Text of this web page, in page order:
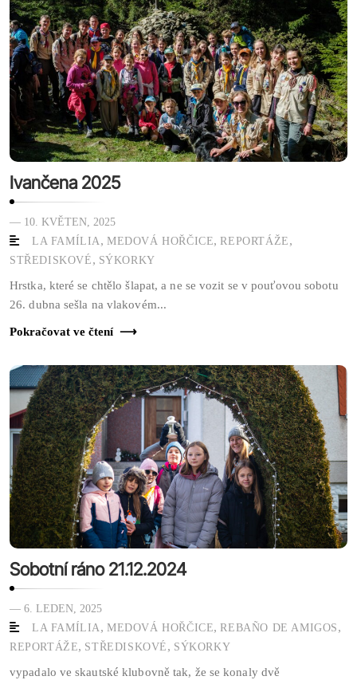
Ivančena 2025
— 10. KVĚTEN, 2025
LA FAMÍLIA, MEDOVÁ HOŘČICE,REPORTÁŽE ,
STŘEDISKOVÉ , SÝKORKY
Hrstka, které se chtělo šlapat, a ne se vozit se v pouťovou sobotu
26. dubna sešla na vlakovém...
Pokračovat ve čtení
Sobotní ráno 21.12.2024
— 6. LEDEN, 2025
LA FAMÍLIA, MEDOVÁ HOŘČICE,REBAÑO DE AMIGOS ,
REPORTÁŽE, STŘEDISKOVÉ , SÝKORKY
vypadalo ve skautské klubovně tak, že se konaly dvě